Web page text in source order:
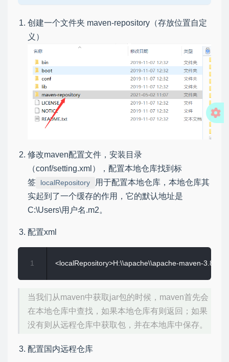
创建一个文件夹 maven-repository（存放位置自定
义）
修改maven配置文件，安装目录
（conf/setting.xml），配置本地仓库找到标
签
localRepository
用于配置本地仓库，本地仓库其
实起到了一个缓存的作用，它的默认地址是
C:\Users\用户名.m2。
配置xml
1
当我们从maven中获取jar包的时候，maven首先会
在本地仓库中查找，如果本地仓库有则返回；如果
没有则从远程仓库中获取包，并在本地库中保存。
配置国内远程仓库